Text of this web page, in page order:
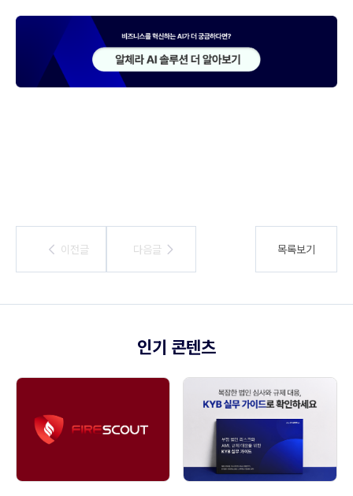
이전글
이전글 다음글
다음글 목록보기
인기 콘텐츠